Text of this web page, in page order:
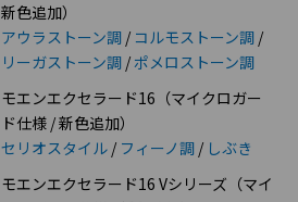
新色追加）
アウラストーン調 / コルモストーン調 /
リーガストーン調 /ポメロストーン調
モエンエクセラード16（マイクロガー
ド仕様 / 新色追加）
セリオスタイル / フィーノ調 / しぶき
モエンエクセラード16 Vシリーズ（マイ